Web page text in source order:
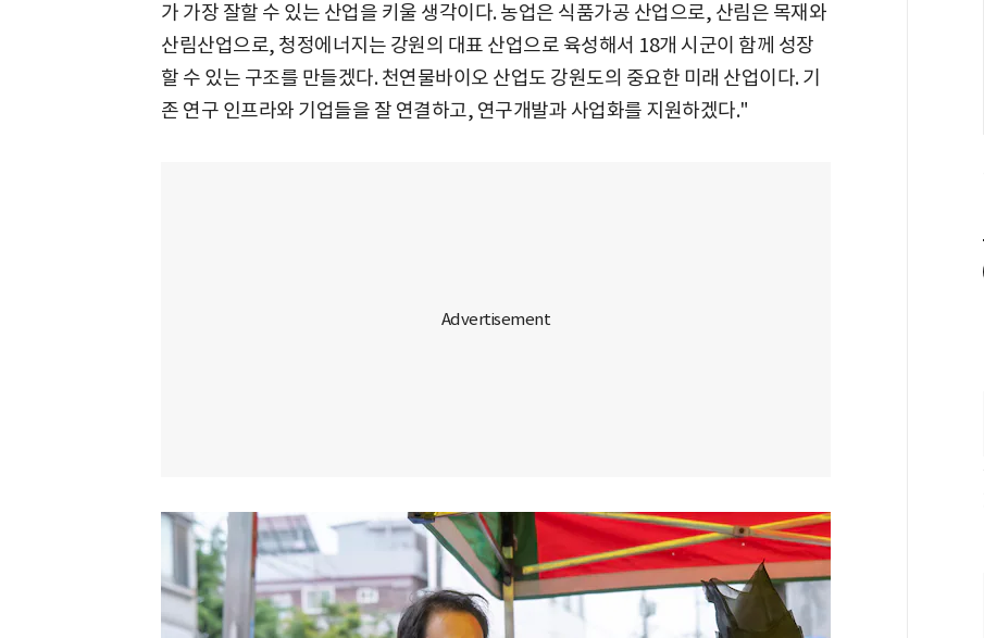
가 가장 잘할 수 있는 산업을 키울 생각이다. 농업은 식품가공 산업으로, 산림은 목재와
산림산업으로, 청정에너지는 강원의 대표 산업으로 육성해서 18개 시군이 함께 성장
할 수 있는 구조를 만들겠다. 천연물바이오 산업도 강원도의 중요한 미래 산업이다. 기
존 연구 인프라와 기업들을 잘 연결하고, 연구개발과 사업화를 지원하겠다."